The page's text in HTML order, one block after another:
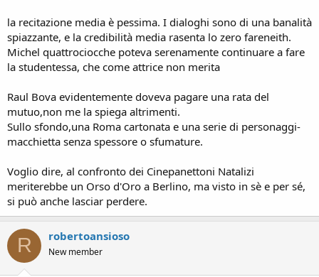
la recitazione media è pessima. I dialoghi sono di una banalità
spiazzante, e la credibilità media rasenta lo zero fareneith.
Michel quattrociocche poteva serenamente continuare a fare
la studentessa, che come attrice non merita
Raul Bova evidentemente doveva pagare una rata del
mutuo,non me la spiega altrimenti.
Sullo sfondo,una Roma cartonata e una serie di personaggi-
macchietta senza spessore o sfumature.
Voglio dire, al confronto dei Cinepanettoni Natalizi
meriterebbe un Orso d'Oro a Berlino, ma visto in sè e per sé,
si può anche lasciar perdere.
R robertoansioso
New member